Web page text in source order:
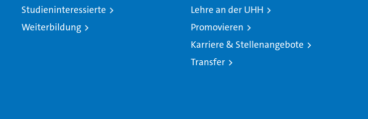
Studieninteressierte
Weiterbildung
Lehre an der UHH
Promovieren
Karriere & Stellenangebote
Transfer